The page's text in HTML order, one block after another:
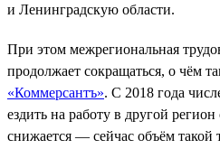
и Ленинградскую области.
При этом межрегиональная
продолжает сокращаться, о чём
«Коммерсантъ». С 2018 года
ездить на работу в другой
снижается — сейчас объём такой